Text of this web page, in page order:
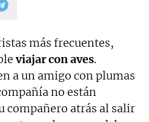
más frecuentes,
viajar con aves.
a un amigo con plumas
no están
compañero atrás al salir